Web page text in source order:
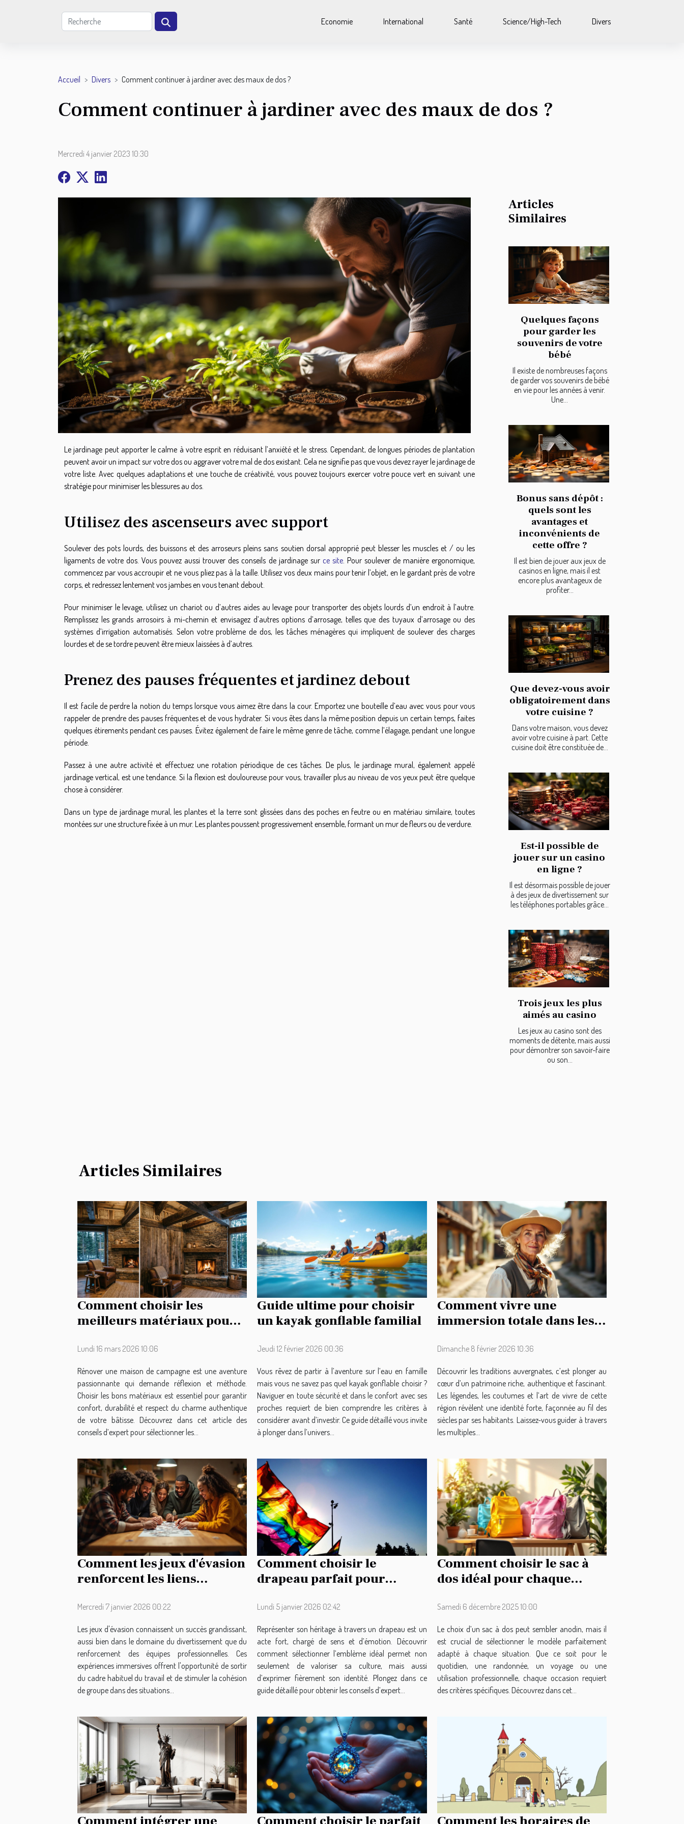
Economie International Santé Science/High-Tech Divers
Accueil Divers Comment continuer à jardiner avec des maux de dos ?
Comment continuer à jardiner avec des maux de dos ?
Mercredi 4 janvier 2023 10:30
Le jardinage peut apporter le calme à votre esprit en réduisant l’anxiété et le stress. Cependant, de longues périodes de plantation
peuvent avoir un impact sur votre dos ou aggraver votre mal de dos existant. Cela ne signifie pas que vous devez rayer le jardinage de
votre liste. Avec quelques adaptations et une touche de créativité, vous pouvez toujours exercer votre pouce vert en suivant une
stratégie pour minimiser les blessures au dos.
Utilisez des ascenseurs avec support
Soulever des pots lourds, des buissons et des arroseurs pleins sans soutien dorsal approprié peut blesser les muscles et / ou les
ligaments de votre dos. Vous pouvez aussi trouver des conseils de jardinage sur ce site. Pour soulever de manière ergonomique,
commencez par vous accroupir et ne vous pliez pas à la taille. Utilisez vos deux mains pour tenir l’objet, en le gardant près de votre
corps, et redressez lentement vos jambes en vous tenant debout.
Pour minimiser le levage, utilisez un chariot ou d’autres aides au levage pour transporter des objets lourds d’un endroit à l’autre.
Remplissez les grands arrosoirs à mi-chemin et envisagez d’autres options d’arrosage, telles que des tuyaux d’arrosage ou des
systèmes d’irrigation automatisés. Selon votre problème de dos, les tâches ménagères qui impliquent de soulever des charges
lourdes et de se tordre peuvent être mieux laissées à d’autres.
Prenez des pauses fréquentes et jardinez debout
Il est facile de perdre la notion du temps lorsque vous aimez être dans la cour. Emportez une bouteille d’eau avec vous pour vous
rappeler de prendre des pauses fréquentes et de vous hydrater. Si vous êtes dans la même position depuis un certain temps, faites
quelques étirements pendant ces pauses. Évitez également de faire le même genre de tâche, comme l’élagage, pendant une longue
période.
Passez à une autre activité et effectuez une rotation périodique de ces tâches. De plus, le jardinage mural, également appelé
jardinage vertical, est une tendance. Si la flexion est douloureuse pour vous, travailler plus au niveau de vos yeux peut être quelque
chose à considérer.
Dans un type de jardinage mural, les plantes et la terre sont glissées dans des poches en feutre ou en matériau similaire, toutes
montées sur une structure fixée à un mur. Les plantes poussent progressivement ensemble, formant un mur de fleurs ou de verdure.
Articles
Similaires
Quelques façons
pour garder les
souvenirs de votre
bébé
Il existe de nombreuses façons
de garder vos souvenirs de bébé
en vie pour les années à venir.
Une...
Bonus sans dépôt :
quels sont les
avantages et
inconvénients de
cette offre ?
Il est bien de jouer aux jeux de
casinos en ligne, mais il est
encore plus avantageux de
profiter...
Que devez-vous avoir
obligatoirement dans
votre cuisine ?
Dans votre maison, vous devez
avoir votre cuisine à part. Cette
cuisine doit être constituée de...
Est-il possible de
jouer sur un casino
en ligne ?
Il est désormais possible de jouer
à des jeux de divertissement sur
les téléphones portables grâce...
Trois jeux les plus
aimés au casino
Les jeux au casino sont des
moments de détente, mais aussi
pour démontrer son savoir-faire
ou son...
Articles Similaires
Comment choisir les
meilleurs matériaux pour
maison de campagne ?
Lundi 16 mars 2026 10:06
Rénover une maison de campagne est une aventure
passionnante qui demande réflexion et méthode.
Choisir les bons matériaux est essentiel pour garantir
confort, durabilité et respect du charme authentique
de votre bâtisse. Découvrez dans cet article des
conseils d’expert pour sélectionner les...
Guide ultime pour choisir
un kayak gonflable familial
Jeudi 12 février 2026 00:36
Vous rêvez de partir à l’aventure sur l’eau en famille
mais vous ne savez pas quel kayak gonflable choisir ?
Naviguer en toute sécurité et dans le confort avec ses
proches requiert de bien comprendre les critères à
considérer avant d’investir. Ce guide détaillé vous invite
à plonger dans l’univers...
Comment vivre une
immersion totale dans les
Dimanche 8 février 2026 10:36
Découvrir les traditions auvergnates, c’est plonger au
cœur d’un patrimoine riche, authentique et fascinant.
Les légendes, les coutumes et l’art de vivre de cette
région révèlent une identité forte, façonnée au fil des
siècles par ses habitants. Laissez-vous guider à travers
les multiples...
Comment les jeux d'évasion
renforcent les liens
Mercredi 7 janvier 2026 00:22
Les jeux d'évasion connaissent un succès grandissant,
aussi bien dans le domaine du divertissement que du
renforcement des équipes professionnelles. Ces
expériences immersives offrent l'opportunité de sortir
du cadre habituel du travail et de stimuler la cohésion
de groupe dans des situations...
Comment choisir le
drapeau parfait pour
?
Lundi 5 janvier 2026 02:42
Représenter son héritage à travers un drapeau est un
acte fort, chargé de sens et d’émotion. Découvrir
comment sélectionner l’emblème idéal permet non
seulement de valoriser sa culture, mais aussi
d’exprimer fièrement son identité. Plongez dans ce
guide détaillé pour obtenir les conseils d’expert...
Comment choisir le sac à
dos idéal pour chaque
Samedi 6 décembre 2025 10:00
Le choix d’un sac à dos peut sembler anodin, mais il
est crucial de sélectionner le modèle parfaitement
adapté à chaque situation. Que ce soit pour le
quotidien, une randonnée, un voyage ou une
utilisation professionnelle, chaque occasion requiert
des critères spécifiques. Découvrez dans cet...